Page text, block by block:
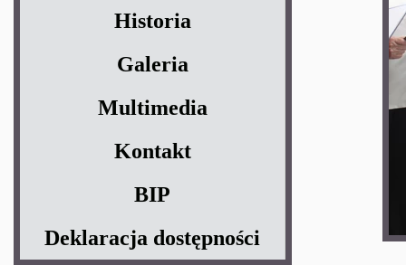
Historia
Galeria
Multimedia
Kontakt
BIP
Deklaracja dostępności